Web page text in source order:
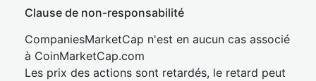
Clause de non-responsabilité
CompaniesMarketCap n'est en aucun cas associé
à CoinMarketCap.com
Les prix des actions sont retardés, le retard peut